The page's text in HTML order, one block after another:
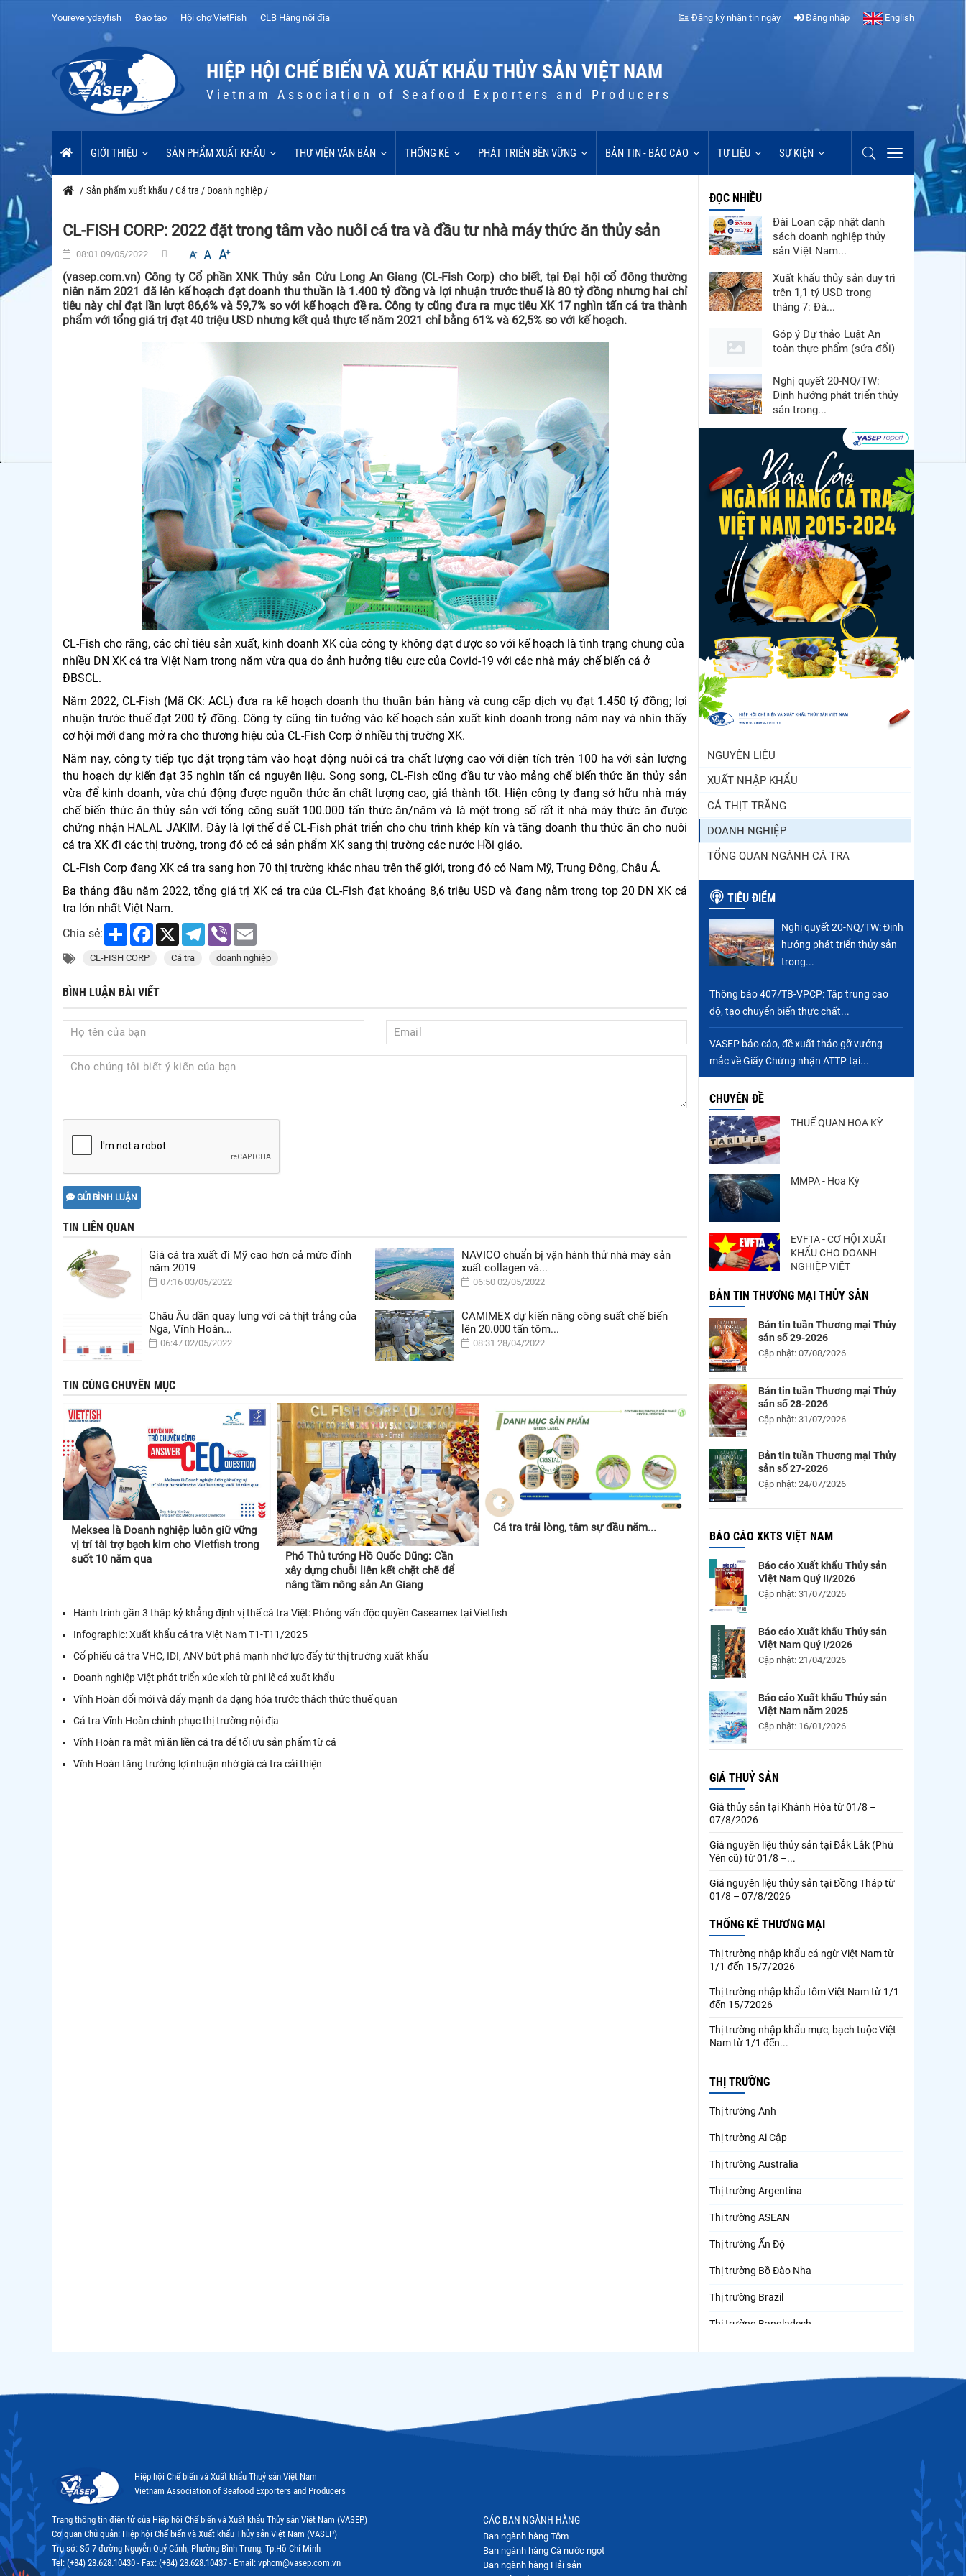
Youreverydayfish Đào tạo Hội chợ VietFish CLB Hàng nội địa Đăng ký nhận tin ngày Đăng nhập English
HIỆP HỘI CHẾ BIẾN VÀ XUẤT KHẨU THỦY SẢN VIỆT NAM
Vietnam Association of Seafood Exporters and Producers
GIỚI THIỆU SẢN PHẨM XUẤT KHẨU THƯ VIỆN VĂN BẢN THỐNG KÊ PHÁT TRIỂN BỀN VỮNG BẢN TIN - BÁO CÁO TƯ LIỆU SỰ KIỆN
/ Sản phẩm xuất khẩu /Cá tra / Doanh nghiệp /
CL-FISH CORP: 2022 đặt trong tâm vào nuôi cá tra và đầu tư nhà máy thức ăn thủy sản
08:01 09/05/2022
(vasep.com.vn) Công ty Cổ phần XNK Thủy sản Cửu Long An Giang (CL-Fish Corp) cho biết, tại Đại hội cổ đông thường
niên năm 2021 đã lên kế hoạch đạt doanh thu thuần là 1.400 tỷ đồng và lợi nhuận trước thuế là 80 tỷ đồng nhưng hai chỉ
tiêu này chỉ đạt lần lượt 86,6% và 59,7% so với kế hoạch đề ra. Công ty cũng đưa ra mục tiêu XK 17 nghìn tấn cá tra thành
phẩm với tổng giá trị đạt 40 triệu USD nhưng kết quả thực tế năm 2021 chỉ bằng 61% và 62,5% so với kế hoạch.
CL-Fish cho rằng, các chỉ tiêu sản xuất, kinh doanh XK của công ty không đạt được so với kế hoạch là tình trạng chung của
nhiều DN XK cá tra Việt Nam trong năm vừa qua do ảnh hưởng tiêu cực của Covid-19 với các nhà máy chế biến cá ở
ĐBSCL.
Năm 2022, CL-Fish (Mã CK: ACL) đưa ra kế hoạch doanh thu thuần bán hàng và cung cấp dịch vụ đạt 1.450 tỷ đồng; lợi
nhuận trước thuế đạt 200 tỷ đồng. Công ty cũng tin tưởng vào kế hoạch sản xuất kinh doanh trong năm nay và nhìn thấy
cơ hội mới đang mở ra cho thương hiệu của CL-Fish Corp ở nhiều thị trường XK.
Năm nay, công ty tiếp tục đặt trọng tâm vào hoạt động nuôi cá tra chất lượng cao với diện tích trên 100 ha với sản lượng
thu hoạch dự kiến đạt 35 nghìn tấn cá nguyên liệu. Song song, CL-Fish cũng đầu tư vào mảng chế biến thức ăn thủy sản
vừa để kinh doanh, vừa chủ động được nguồn thức ăn chất lượng cao, giá thành tốt. Hiện công ty đang sở hữu nhà máy
chế biến thức ăn thủy sản với tổng công suất 100.000 tấn thức ăn/năm và là một trong số rất ít nhà máy thức ăn được
chứng nhận HALAL JAKIM. Đây là lợi thế để CL-Fish phát triển cho chu trình khép kín và tăng doanh thu thức ăn cho nuôi
cá tra XK đi các thị trường, trong đó có cả sản phẩm XK sang thị trường các nước Hồi giáo.
CL-Fish Corp đang XK cá tra sang hơn 70 thị trường khác nhau trên thế giới, trong đó có Nam Mỹ, Trung Đông, Châu Á.
Ba tháng đầu năm 2022, tổng giá trị XK cá tra của CL-Fish đạt khoảng 8,6 triệu USD và đang nằm trong top 20 DN XK cá
tra lớn nhất Việt Nam.
Chia sẻ:
Share Facebook
X Telegram
Viber
CL-FISH CORP Cá tra doanh nghiệp
BÌNH LUẬN BÀI VIẾT
GỬI BÌNH LUẬN
TIN LIÊN QUAN
Giá cá tra xuất đi Mỹ cao hơn cả mức đỉnh
năm 2019
07:16 03/05/2022
NAVICO chuẩn bị vận hành thử nhà máy sản
xuất collagen và...
06:50 02/05/2022
Châu Âu dần quay lưng với cá thịt trắng của
Nga, Vĩnh Hoàn...
06:47 02/05/2022
CAMIMEX dự kiến nâng công suất chế biến
lên 20.000 tấn tôm...
08:31 28/04/2022
TIN CÙNG CHUYÊN MỤC
Meksea là Doanh nghiệp luôn giữ vững
vị trí tài trợ bạch kim cho Vietfish trong
suốt 10 năm qua
Phó Thủ tướng Hồ Quốc Dũng: Cần
xây dựng chuỗi liên kết chặt chẽ để
nâng tầm nông sản An Giang
Cá tra trải lòng, tâm sự đầu năm...
Hành trình gần 3 thập kỷ khẳng định vị thế cá tra Việt: Phỏng vấn độc quyền Caseamex tại Vietfish
Infographic: Xuất khẩu cá tra Việt Nam T1-T11/2025
Cổ phiếu cá tra VHC, IDI, ANV bứt phá mạnh nhờ lực đẩy từ thị trường xuất khẩu
Doanh nghiệp Việt phát triển xúc xích từ phi lê cá xuất khẩu
Vĩnh Hoàn đổi mới và đẩy mạnh đa dạng hóa trước thách thức thuế quan
Cá tra Vĩnh Hoàn chinh phục thị trường nội địa
Vĩnh Hoàn ra mắt mì ăn liền cá tra để tối ưu sản phẩm từ cá
Vĩnh Hoàn tăng trưởng lợi nhuận nhờ giá cá tra cải thiện
ĐỌC NHIỀU
Đài Loan cập nhật danh
sách doanh nghiệp thủy
sản Việt Nam...
Xuất khẩu thủy sản duy trì
trên 1,1 tỷ USD trong
tháng 7: Đà...
Góp ý Dự thảo Luật An
toàn thực phẩm (sửa đổi)
Nghị quyết 20-NQ/TW:
Định hướng phát triển thủy
sản trong...
Thuế Mục 301 và bài toán
thích ứng của tôm Việt tại
thị...
Nguồn cung giảm, giá cá
rô phi Trung Quốc tiếp tục
tăng
Điểm tin thủy sản thế giới
ngày 3/8/2026
Trung Quốc tăng mạnh
nhập khẩu mực, trong khi
nguồn cung...
Thông báo 407/TB-VPCP:
Tập trung cao độ, tạo
chuyển biến...
Vietfish 2026: Sẵn sàng
NGUYÊN LIỆU
XUẤT NHẬP KHẨU
CÁ THỊT TRẮNG
DOANH NGHIỆP
TỔNG QUAN NGÀNH CÁ TRA
TIÊU ĐIỂM
Nghị quyết 20-NQ/TW: Định
hướng phát triển thủy sản
trong...
Thông báo 407/TB-VPCP: Tập trung cao
độ, tạo chuyển biến thực chất...
VASEP báo cáo, đề xuất tháo gỡ vướng
mắc về Giấy Chứng nhận ATTP tại...
CHUYÊN ĐỀ
THUẾ QUAN HOA KỲ
MMPA - Hoa Kỳ
EVFTA - CƠ HỘI XUẤT
KHẨU CHO DOANH
NGHIỆP VIỆT
BẢN TIN THƯƠNG MẠI THỦY SẢN
Bản tin tuần Thương mại Thủy
sản số 29-2026
Cập nhật: 07/08/2026
Bản tin tuần Thương mại Thủy
sản số 28-2026
Cập nhật: 31/07/2026
Bản tin tuần Thương mại Thủy
sản số 27-2026
Cập nhật: 24/07/2026
BÁO CÁO XKTS VIỆT NAM
Báo cáo Xuất khẩu Thủy sản
Việt Nam Quý II/2026
Cập nhật: 31/07/2026
Báo cáo Xuất khẩu Thủy sản
Việt Nam Quý I/2026
Cập nhật: 21/04/2026
Báo cáo Xuất khẩu Thủy sản
Việt Nam năm 2025
Cập nhật: 16/01/2026
GIÁ THUỶ SẢN
Giá thủy sản tại Khánh Hòa từ 01/8 –
07/8/2026
Giá nguyên liệu thủy sản tại Đắk Lắk (Phú
Yên cũ) từ 01/8 –...
Giá nguyên liệu thủy sản tại Đồng Tháp từ
01/8 – 07/8/2026
THỐNG KÊ THƯƠNG MẠI
Thị trường nhập khẩu cá ngừ Việt Nam từ
1/1 đến 15/7/2026
Thị trường nhập khẩu tôm Việt Nam từ 1/1
đến 15/72026
Thị trường nhập khẩu mực, bạch tuộc Việt
Nam từ 1/1 đến...
THỊ TRƯỜNG
Thị trường Anh
Thị trường Ai Cập
Thị trường Australia
Thị trường Argentina
Thị trường ASEAN
Thị trường Ấn Độ
Thị trường Bồ Đào Nha
Thị trường Brazil
Thị trường Bangladesh
Hiệp hội Chế biến và Xuất khẩu Thuỷ sản Việt Nam
Vietnam Association of Seafood Exporters and Producers
Trang thông tin điện tử của Hiệp hội Chế biến và Xuất khẩu Thủy sản Việt Nam (VASEP)
Cơ quan Chủ quản: Hiệp hội Chế biến và Xuất khẩu Thủy sản Việt Nam (VASEP)
Trụ sở: Số 7 đường Nguyễn Quý Cảnh, Phường Bình Trưng, Tp.Hồ Chí Minh
Tel: (+84) 28.628.10430 - Fax: (+84) 28.628.10437 - Email: vphcm@vasep.com.vn
CÁC BAN NGÀNH HÀNG
Ban ngành hàng Tôm
Ban ngành hàng Cá nước ngọt
Ban ngành hàng Hải sản